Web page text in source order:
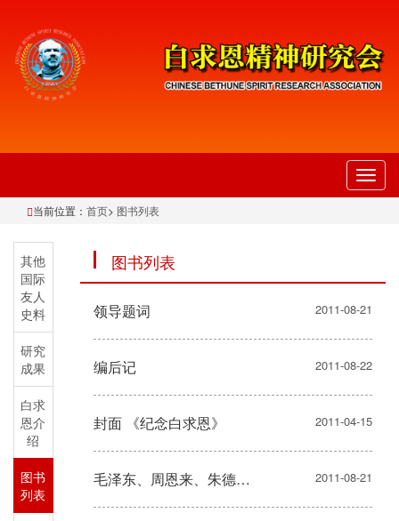
切
换
当前位置： 首页> 图书列表
其他
国际
友人
史料
研究
成果
白求
恩介
绍
图书
列表
图书列表
领导题词 2011-08-21
编后记 2011-08-22
封面 《纪念白求恩》 2011-04-15
毛泽东、周恩来、朱德、会见白求恩（油画） 2011-08-21